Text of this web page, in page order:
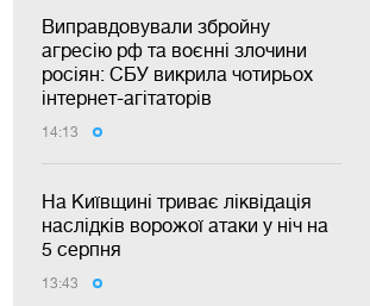
Виправдовували збройну
агресію рф та воєнні злочини
росіян: СБУ викрила чотирьох
інтернет-агітаторів
14:13
На Київщині триває ліквідація
наслідків ворожої атаки у ніч на
5 серпня
13:43